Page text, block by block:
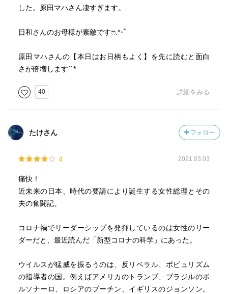
した。原田マハさん凄すぎます。
日和さんのお母様が素敵です‪ෆ‪.*･ﾟ
原田マハさんの【本日はお日柄もよく】を先に読むと面白
さが倍増します´`*
40 詳細をみる
たけさん フォロー
4 2021.03.03
痛快！
近未来の日本、時代の要請により誕生する女性総理とその
夫の奮闘記。
コロナ禍でリーダーシップを発揮しているのは女性のリー
ダーだと、最近読んだ「新型コロナの科学」にあった。
ウイルスが猛威を振るうのは、反リベラル、ポピュリズム
の指導者の国。例えばアメリカのトランプ、ブラジルのボ
ルソナーロ、ロシアのプーチン、イギリスのジョンソン。